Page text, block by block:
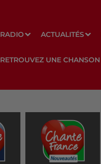
RADIO ACTUALITÉS
RETROUVEZ UNE CHANSON